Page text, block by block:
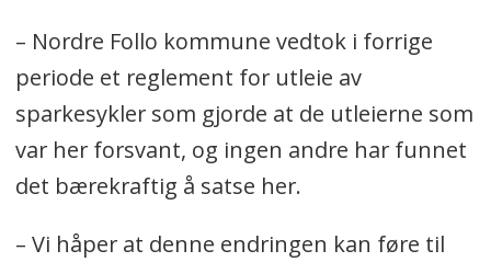
– Nordre Follo kommune vedtok i forrige
periode et reglement for utleie av
sparkesykler som gjorde at de utleierne som
var her forsvant, og ingen andre har funnet
det bærekraftig å satse her.
– Vi håper at denne endringen kan føre til